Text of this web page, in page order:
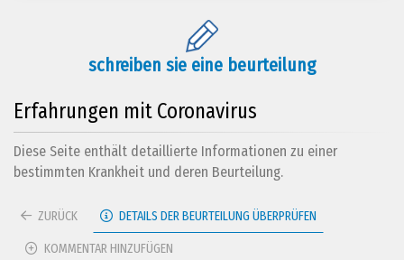
schreiben sie eine beurteilung
Erfahrungen mit Coronavirus
Diese Seite enthält detaillierte Informationen zu einer
bestimmten Krankheit und deren Beurteilung.
ZURÜCK DETAILS DER BEURTEILUNG ÜBERPRÜFEN
KOMMENTAR HINZUFÜGEN